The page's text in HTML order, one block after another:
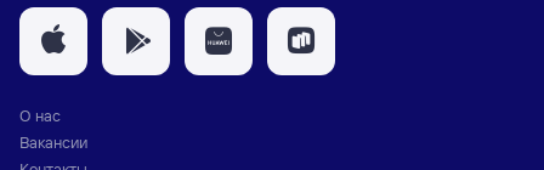
О нас
Вакансии